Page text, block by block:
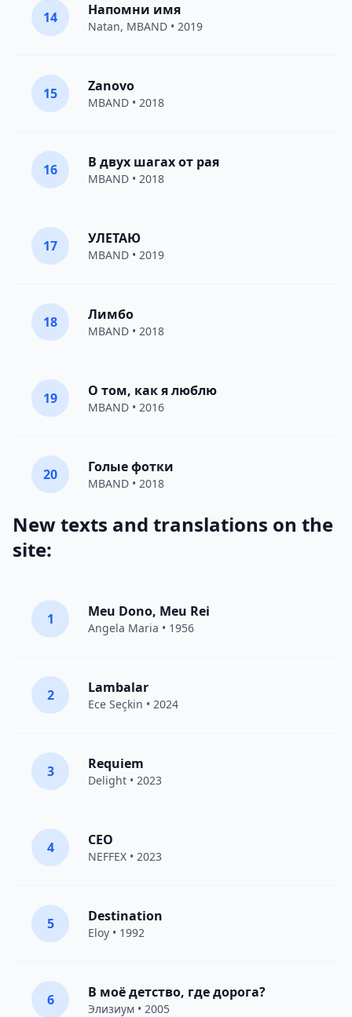
14 Напомни имя
Natan, MBAND • 2019
15 Zanovo
MBAND • 2018
16 В двух шагах от рая
MBAND • 2018
17 УЛЕТАЮ
MBAND • 2019
18 Лимбо
MBAND • 2018
19 О том, как я люблю
MBAND • 2016
20 Голые фотки
MBAND • 2018
New texts and translations on the
site:
1 Meu Dono, Meu Rei
Angela Maria • 1956
2 Lambalar
Ece Seçkin • 2024
3 Requiem
Delight • 2023
4 CEO
NEFFEX • 2023
5 Destination
Eloy • 1992
6 В моё детство, где дорога?
Элизиум • 2005